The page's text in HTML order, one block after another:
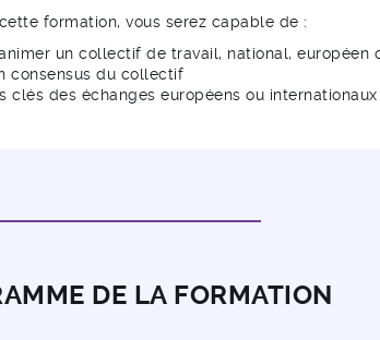
formation, vous serez capable de :
un collectif de travail, national, européen
consensus du collectif
clés des échanges européens ou
DE LA FORMATION